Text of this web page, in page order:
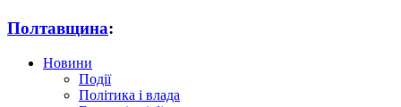
Полтавщина:
Новини
Події
Політика і влада